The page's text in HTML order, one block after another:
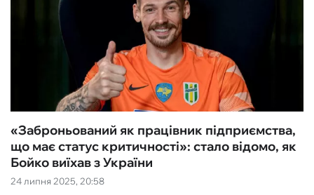
24 липня 2025, 20:58
«Заброньований як працівник підприємства,
що має статус критичності»: стало відомо, як
Бойко виїхав з України